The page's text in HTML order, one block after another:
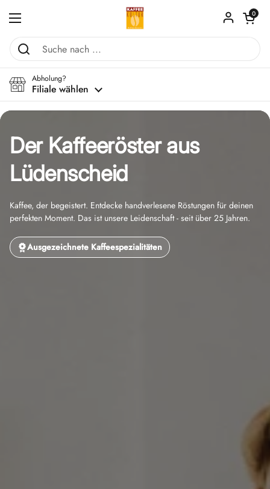
Menü öffnen
Warenkorb
0
Abholung?
Filiale wählen
Der Kaffeeröster aus
Lüdenscheid
Kaffee, der begeistert. Entdecke handverlesene Röstungen für deinen
perfekten Moment. Das ist unsere Leidenschaft - seit über 25 Jahren.
Ausgezeichnete Kaffeespezialitäten